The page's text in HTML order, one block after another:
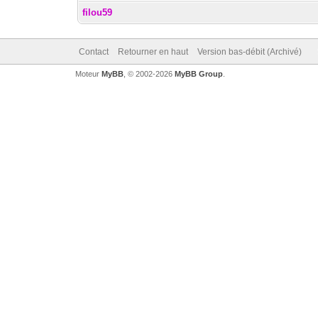
filou59
Contact Retourner en haut Version bas-débit (Archivé)
Moteur MyBB, © 2002-2026 MyBB Group.